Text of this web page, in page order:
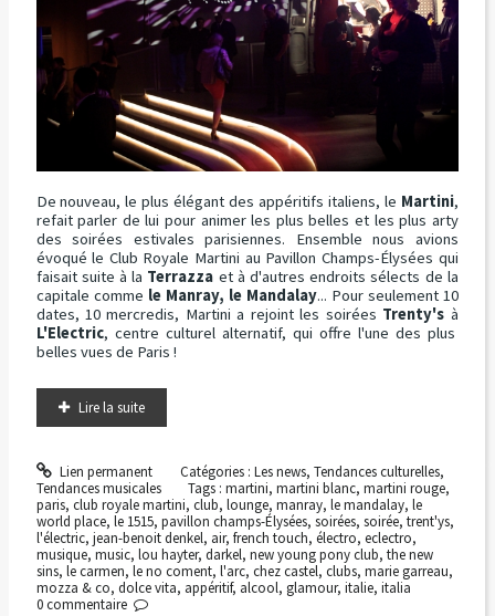
De nouveau, le plus élégant des appéritifs italiens, le Martini,
refait parler de lui pour animer les plus belles et les plus arty
des soirées estivales parisiennes. Ensemble nous avions
évoqué le Club Royale Martini au Pavillon Champs-Élysées qui
faisait suite à la Terrazza et à d'autres endroits sélects de la
capitale comme le Manray, le Mandalay... Pour seulement 10
dates, 10 mercredis, Martini a rejoint les soirées Trenty's à
L'Electric, centre culturel alternatif, qui offre l'une des plus
belles vues de Paris !
Lire la suite
Lien permanent Catégories : Les news, Tendances culturelles,
Tendances musicales
Tags :martini,martini blanc,martini rouge,
paris, club royale martini, club, lounge, manray, le mandalay, le
world place, le 1515, pavillon champs-Élysées, soirées, soirée, trent'ys,
l'électric, jean-benoit denkel, air, french touch, électro, eclectro,
musique, music, lou hayter, darkel, new young pony club, the new
sins, le carmen, le no coment, l'arc, chez castel, clubs, marie garreau,
mozza & co, dolce vita, appéritif, alcool, glamour, italie, italia
0 commentaire